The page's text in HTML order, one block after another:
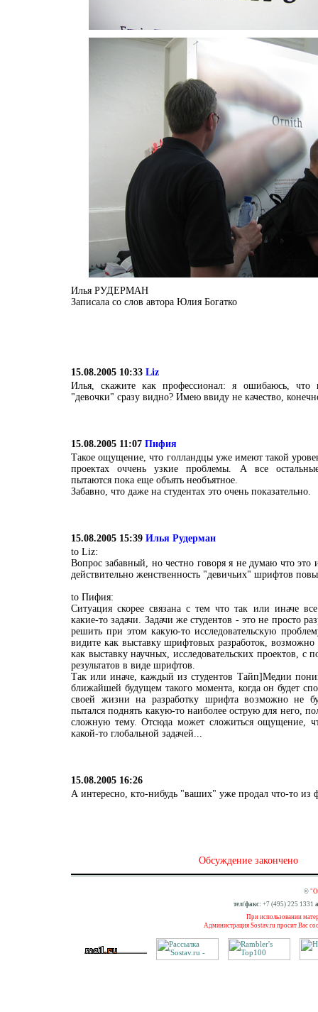
Илья РУДЕРМАН
Записала со слов автора Юлия Богатко
15.08.2005 10:33 Liz
Илья, скажите как профессионал: я ошибаюсь, что
"девочки" сразу видно? Имею ввиду не качество,
15.08.2005 11:07 Пифия
Такое ощущение, что голландцы уже имеют такой
проектах оччень узкие проблемы. А все
пытаются пока еще объять необъятное.
Забавно, что даже на студентах это очень показательно.
15.08.2005 15:39 Илья Рудерман
to Liz:
Вопрос забавный, но честно говоря я не думаю что это
действительно женственность "девичьих" шрифтов
to Пифия:
Ситуация скорее связана с тем что так или иначе
какие-то задачи. Задачи же студентов - это не просто
решить при этом какую-то исследовательскую
видите как выставку шрифтовых разработок,
как выставку научных, исследовательских проектов, с
результатов в виде шрифтов.
Так или иначе, каждый из студентов Тайп]Медии
ближайшей будущем такого момента, когда он будет
своей жизни на разработку шрифта возможно не
пытался поднять какую-то наиболее острую для него,
сложную тему. Отсюда может сложиться ощущение,
какой-то глобальной задачей...
15.08.2005 16:26
А интересно, кто-нибудь "ваших" уже продал что-то из
Обсуждение закончено
©
тел/факс: +7 (495) 225 1331
При использовании
Администрация Sostav.ru просит Вас